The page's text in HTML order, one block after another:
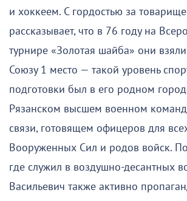
и хоккеем. С гордостью за
рассказывает, что в 76 году на
турнире «Золотая шайба» они
Союзу 1 место — такой уровень
подготовки был в его родном
Рязанском высшем военном
связи, готовящем офицеров для
Вооруженных Сил и родов войск.
где служил в воздушно-десантных
Васильевич также активно